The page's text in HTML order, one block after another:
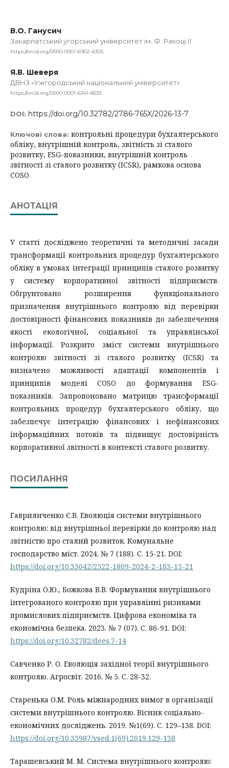
В.О. Ганусич
Закарпатський угорський університет ім. Ф. Ракоці ІІ
https://orcid.org/0000-0001-6902-6303
Я.В. Шеверя
ДВНЗ «Ужгородський національний університет»
https://orcid.org/0000-0001-6341-8533
DOI: https://doi.org/10.32782/2786-765X/2026-13-7
Ключові слова: контрольні процедури бухгалтерського
обліку, внутрішній контроль, звітність зі сталого
розвитку, ESG-показники, внутрішній контроль
звітності зі сталого розвитку (ICSR), рамкова основа
COSO
АНОТАЦІЯ
У статті досліджено теоретичні та методичні засади
трансформації контрольних процедур бухгалтерського
обліку в умовах інтеграції принципів сталого розвитку
у систему корпоративної звітності підприємств.
Обґрунтовано розширення функціонального
призначення внутрішнього контролю від перевірки
достовірності фінансових показників до забезпечення
якості екологічної, соціальної та управлінської
інформації. Розкрито зміст системи внутрішнього
контролю звітності зі сталого розвитку (ICSR) та
визначено можливості адаптації компонентів і
принципів моделі COSO до формування ESG-
показників. Запропоновано матрицю трансформації
контрольних процедур бухгалтерського обліку, що
забезпечує інтеграцію фінансових і нефінансових
інформаційних потоків та підвищує достовірність
корпоративної звітності в контексті сталого розвитку.
ПОСИЛАННЯ
Гавриличенко Є.В. Еволюція системи внутрішнього
контролю: від внутрішньої перевірки до контролю над
звітністю про сталий розвиток. Комунальне
господарство міст. 2024. № 7 (188). С. 15-21. DOI:
https://doi.org/10.33042/2522-1809-2024-2-183-15-21
Кудріна О.Ю., Божкова В.В. Формування внутрішнього
інтегрованого контролю при управлінні ризиками
промислових підприємств. Цифрова економіка та
економічна безпека. 2023. № 7 (07). С. 86-91. DOI:
https://doi.org/10.32782/dees.7-14
Савченко Р. О. Еволюція західної теорії внутрішнього
контролю. Агросвіт. 2016. № 5. С. 28-32.
Старенька О.М. Роль міжнародних вимог в організації
системи внутрішнього контролю. Вісник соціально-
економічних досліджень. 2019. №1(69). С. 129–138. DOI:
https://doi.org/10.33987/vsed.1(69).2019.129-138
Тарашевський М. М. Система внутрішнього контролю: